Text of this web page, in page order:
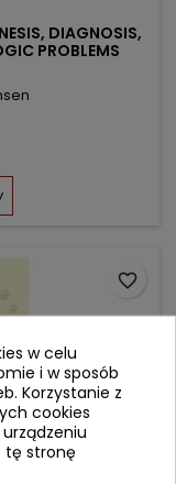
DIAGNOSIS,
PROBLEMS
favorite_border
w celu
i w sposób
Korzystanie z
cookies
tę stronę